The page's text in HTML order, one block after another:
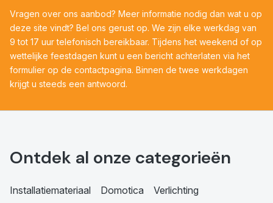
Vragen over ons aanbod? Meer informatie nodig dan wat u op
deze site vindt? Bel ons gerust op. We zijn elke werkdag van
9 tot 17 uur telefonisch bereikbaar. Tijdens het weekend of op
wettelijke feestdagen kunt u een bericht achterlaten via het
formulier op de contactpagina. Binnen de twee werkdagen
krijgt u steeds een antwoord.
Ontdek al onze categorieën
Installatiemateriaal Domotica Verlichting